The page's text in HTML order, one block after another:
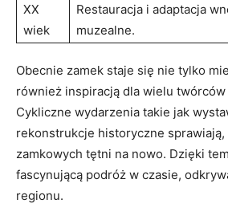
XX
wiek
Restauracja i adaptacja
muzealne.
Obecnie zamek ‍staje się nie tylko
również inspiracją dla wielu
‌Cykliczne wydarzenia takie jak⁣
⁢rekonstrukcje historyczne
zamkowych tętni ‌na⁣ nowo. Dzięki
fascynującą podróż ‍w czasie,
regionu.